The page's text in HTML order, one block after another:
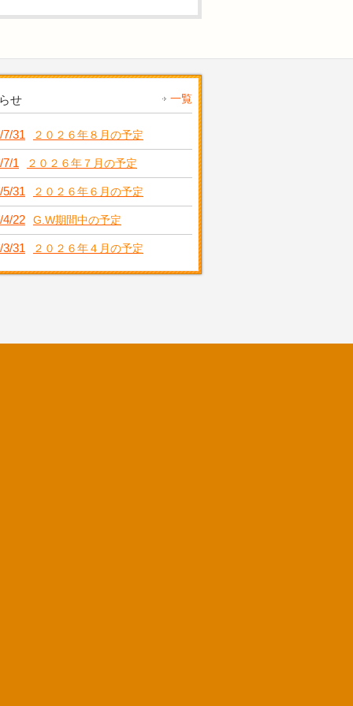
せ 一覧
7/31 ２０２６年８月の予定
7/1 ２０２６年７月の予定
5/31 ２０２６年６月の予定
4/22 G.W期間中の予定
3/31 ２０２６年４月の予定